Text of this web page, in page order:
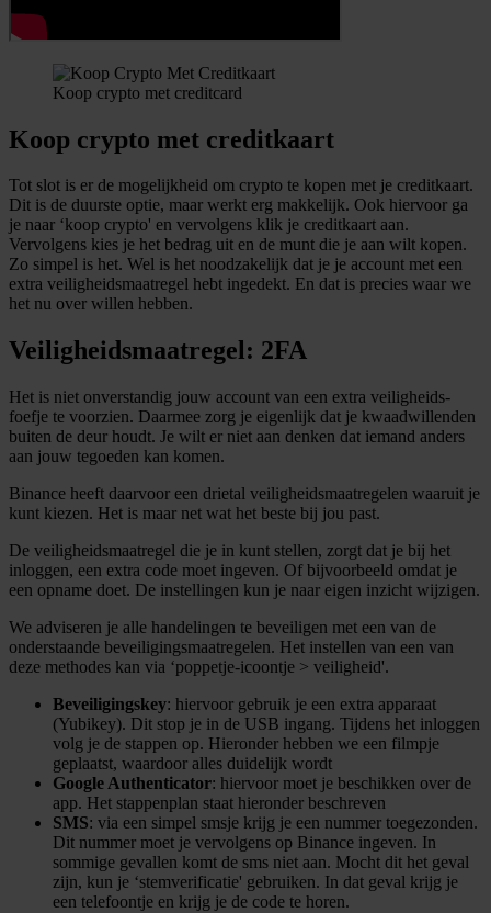
Koop crypto met creditcard
Koop crypto met creditkaart
Tot slot is er de mogelijkheid om crypto te kopen met je creditkaart.
Dit is de duurste optie, maar werkt erg makkelijk. Ook hiervoor ga
je naar ‘koop crypto' en vervolgens klik je creditkaart aan.
Vervolgens kies je het bedrag uit en de munt die je aan wilt kopen.
Zo simpel is het. Wel is het noodzakelijk dat je je account met een
extra veiligheidsmaatregel hebt ingedekt. En dat is precies waar we
het nu over willen hebben.
Veiligheidsmaatregel: 2FA
Het is niet onverstandig jouw account van een extra veiligheids-
foefje te voorzien. Daarmee zorg je eigenlijk dat je kwaadwillenden
buiten de deur houdt. Je wilt er niet aan denken dat iemand anders
aan jouw tegoeden kan komen.
Binance heeft daarvoor een drietal veiligheidsmaatregelen waaruit je
kunt kiezen. Het is maar net wat het beste bij jou past.
De veiligheidsmaatregel die je in kunt stellen, zorgt dat je bij het
inloggen, een extra code moet ingeven. Of bijvoorbeeld omdat je
een opname doet. De instellingen kun je naar eigen inzicht wijzigen.
We adviseren je alle handelingen te beveiligen met een van de
onderstaande beveiligingsmaatregelen. Het instellen van een van
deze methodes kan via ‘poppetje-icoontje > veiligheid'.
Beveiligingskey: hiervoor gebruik je een extra apparaat
(Yubikey). Dit stop je in de USB ingang. Tijdens het inloggen
volg je de stappen op. Hieronder hebben we een filmpje
geplaatst, waardoor alles duidelijk wordt
Google Authenticator: hiervoor moet je beschikken over de
app. Het stappenplan staat hieronder beschreven
SMS: via een simpel smsje krijg je een nummer toegezonden.
Dit nummer moet je vervolgens op Binance ingeven. In
sommige gevallen komt de sms niet aan. Mocht dit het geval
zijn, kun je ‘stemverificatie' gebruiken. In dat geval krijg je
een telefoontje en krijg je de code te horen.